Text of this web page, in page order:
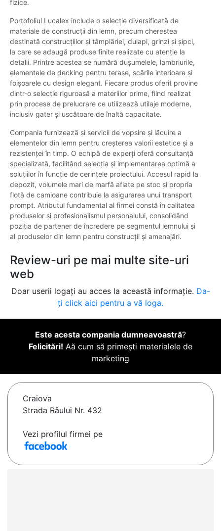
fizice.
Portofoliul Lucalex include o selecție diversificată de
materiale de construcții din lemn, precum cherestea
destinată construcțiilor și tâmplăriei, dulapi, grinzi și șipci,
la care se adaugă produse finite realizate cu atenție la
detalii. Printre acestea se numără dușumelele, lambriurile,
elementele de decking pentru terase, scările interioare și
foișoarele cu design elegant. Fiecare produs oferit provine
dintr-o selecție riguroasă a materiilor prime, fiind realizat
prin procese de prelucrare ce utilizează utilaje moderne,
inclusiv gater și uscătoare de înaltă capacitate.
Compania furnizează și servicii de vopsire și lăcuire a
elementelor din lemn pentru creșterea valorii estetice și a
rezistenței în timp. O echipă de experți oferă consultanță
specializată, facilitând selecția și implementarea optimă a
soluțiilor în funcție de cerințele proiectului. Accesul rapid la
depozit, volumele mari de marfă aflate pe stoc și propria
flotă de camioane contribuie la asigurarea unui transport
prompt. Atributul fundamental al firmei constă în calitatea
produselor și profesionalismul personalului, consolidând
poziția de partener de încredere pe segmentul lemnului și
al produselor din lemn pentru construcții și amenajări.
Review-uri pe mai multe site-uri
web
Doar userii logați au acces la această informație. Da-
ți click aici pentru a vă loga.
Este acesta compania dumneavoastră?
Felicitări! Aă cum să primești materialele de
marketing
Craiova
Strada Râului Nr. 432
Vezi profilul firmei pe